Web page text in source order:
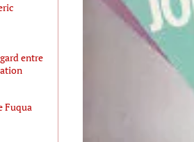
entre
Fuqua